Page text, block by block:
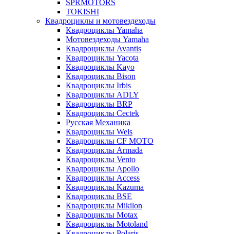
SPRMOTORS
TOKISHI
Квадроциклы и мотовездеходы
Квадроциклы Yamaha
Мотовездеходы Yamaha
Квадроциклы Avantis
Квадроциклы Yacota
Квадроциклы Kayo
Квадроциклы Bison
Квадроциклы Irbis
Квадроциклы ADLY
Квадроциклы BRP
Квадроциклы Cectek
Русская Механика
Квадроциклы Wels
Квадроциклы CF MOTO
Квадроциклы Armada
Квадроциклы Vento
Квадроциклы Apollo
Квадроциклы Access
Квадроциклы Kazuma
Квадроциклы BSE
Квадроциклы Mikilon
Квадроциклы Motax
Квадроциклы Motoland